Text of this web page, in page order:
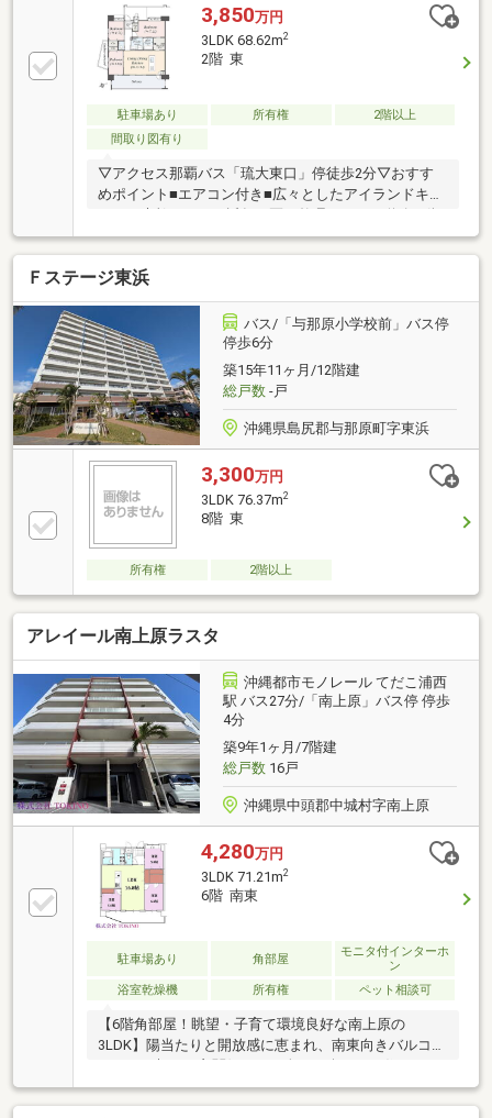
街並みが美しく整備された、中部エリアを代表するベ
ッドタウン■「イオンモール沖縄ライカム」もドライ
ブ圏内■沖縄自動車道「西原IC」・「北中城IC」へのア
クセスも良好
3,850万円
3LDK 68.62m2
2階 東
駐車場あり 所有権
2階以上
間取り図有り
▽アクセス那覇バス「琉大東口」停徒歩2分▽おすす
めポイント■エアコン付き■広々としたアイランドキッ
並みが美しく整備された、中部エリアを代表するベッ
ドタウン■「イオンモール沖縄ライカム」もドライブ
圏内■沖縄自動車道「西原IC」・「北中城IC」へのアク
セスも良好
Ｆステージ東浜
バス/「与那原小学校前」バス停
停歩6分
築15年11ヶ月/12階建
総戸数-戸
沖縄県島尻郡与那原町字東浜
3,300万円
3LDK 76.37m2
8階 東
所有権 2階以上
アレイール南上原ラスタ
沖縄都市モノレール てだこ浦西
駅 バス27分/「南上原」バス停 停歩
4分
築9年1ヶ月/7階建
総戸数16戸
沖縄県中頭郡中城村字南上原
4,280万円
3LDK 71.21m2
6階 南東
駐車場あり 角部屋
モニタ付インターホ
ン
浴室乾燥機
所有権 ペット相談可
【6階角部屋！眺望・子育て環境良好な南上原の
3LDK】陽当たりと開放感に恵まれ、南東向きバルコニ
す。ウォークインクローゼットなど豊富な収納スペー
スで、お部屋を広々と快適にお使いいただけます。駐